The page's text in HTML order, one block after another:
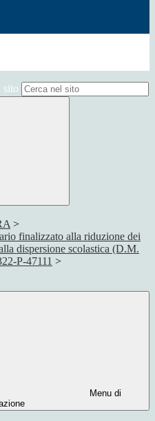
sito
>
finalizzato alla riduzione dei
dispersione scolastica (D.M.
P-47111 >
Menu di